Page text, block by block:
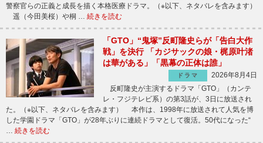
警察官らの正義と成長を描く本格医療ドラマ。（※以下、ネタバレを含みます）
遥（今田美桜）や桐 … 続きを読む
「GTO」“鬼塚”反町隆史らが「告白大作
戦」を決行 「カジサックの娘・梶原叶渚
は華がある」「黒幕の正体は誰」
ドラマ
2026年8月4日
反町隆史が主演するドラマ「GTO」（カンテ
レ・フジテレビ系）の第3話が、3日に放送され
た。（※以下、ネタバレを含みます） 本作は、1998年に放送されて人気を博
した学園ドラマ「GTO」が28年ぶりに連続ドラマとして復活。50代になった“
続きを読む